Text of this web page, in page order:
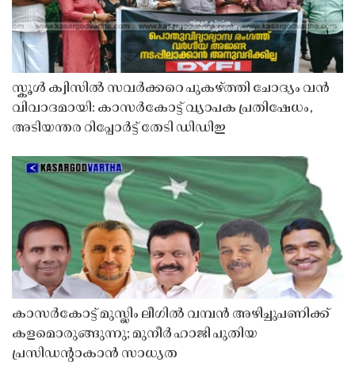
സ്കൂൾ ക്വിസിൽ സവർക്കറെ പുകഴ്ത്തി ചോദ്യം വൻ
വിവാദമായി: കാസർകോട്ട് വ്യാപക പ്രതിഷേധം,
അടിയന്തര റിപ്പോർട്ട് തേടി ഡിഡിഇ
കാസർകോട്ട് മുസ്ലിം ലീഗിൽ വമ്പൻ അഴിച്ചുപണിക്ക്
കളമൊരുങ്ങുന്നു; മുനീർ ഹാജി പുതിയ
പ്രസിഡൻ്റാകാൻ സാധ്യത